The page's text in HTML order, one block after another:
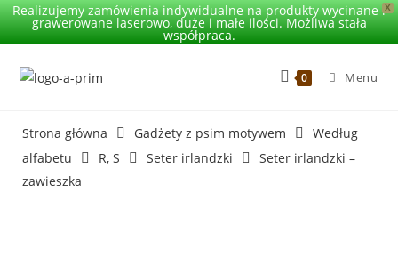
X
Realizujemy zamówienia indywidualne na produkty wycinane i
grawerowane laserowo, duże i małe ilości. Możliwa stała
współpraca.
0 Menu
Strona główna Gadżety z psim motywem
Według
alfabetu
R, S Seter irlandzki
Seter irlandzki –
zawieszka